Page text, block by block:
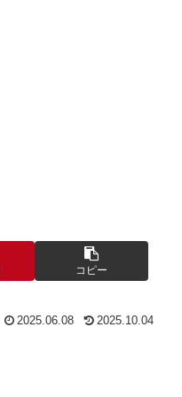
コピー
2025.06.08 2025.10.04